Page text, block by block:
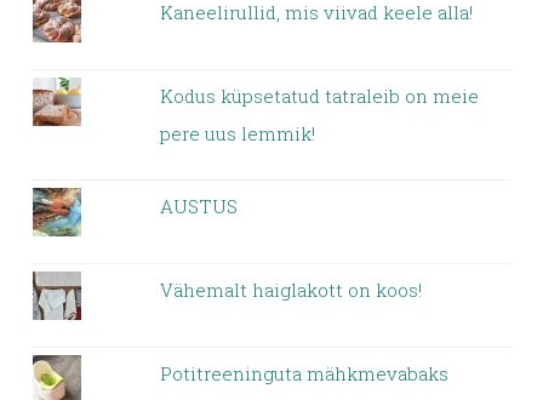
Kaneelirullid, mis viivad keele alla!
Kodus küpsetatud tatraleib on meie
pere uus lemmik!
AUSTUS
Vähemalt haiglakott on koos!
Potitreeninguta mähkmevabaks